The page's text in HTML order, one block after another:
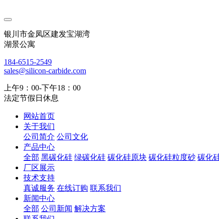
银川市金凤区建发宝湖湾
湖景公寓
184-6515-2549
sales@silicon-carbide.com
上午9：00-下午18：00
法定节假日休息
网站首页
关于我们
公司简介 公司文化
产品中心
全部 黑碳化硅 绿碳化硅 碳化硅原块 碳化硅粒度砂 碳化
厂区展示
技术支持
真诚服务 在线订购 联系我们
新闻中心
全部 公司新闻 解决方案